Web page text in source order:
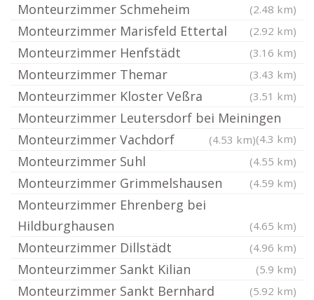
Monteurzimmer Schmeheim (2.48 km)
Monteurzimmer Marisfeld Ettertal (2.92 km)
Monteurzimmer Henfstädt (3.16 km)
Monteurzimmer Themar (3.43 km)
Monteurzimmer Kloster Veßra (3.51 km)
Monteurzimmer Leutersdorf bei Meiningen
(4.3 km)
Monteurzimmer Vachdorf (4.53 km)
Monteurzimmer Suhl (4.55 km)
Monteurzimmer Grimmelshausen (4.59 km)
Monteurzimmer Ehrenberg bei
Hildburghausen
(4.65 km)
Monteurzimmer Dillstädt (4.96 km)
Monteurzimmer Sankt Kilian (5.9 km)
Monteurzimmer Sankt Bernhard (5.92 km)